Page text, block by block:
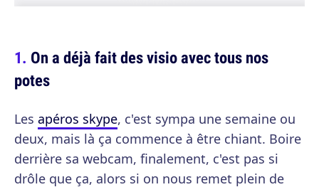
On a déjà fait des visio avec tous nos
potes
Les apéros skype, c'est sympa une semaine ou
deux, mais là ça commence à être chiant. Boire
derrière sa webcam, finalement, c'est pas si
drôle que ça, alors si on nous remet plein de